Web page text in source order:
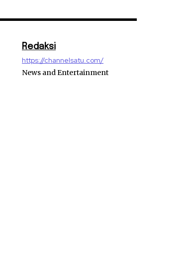
Redaksi
https://channelsatu.com/
News and Entertainment